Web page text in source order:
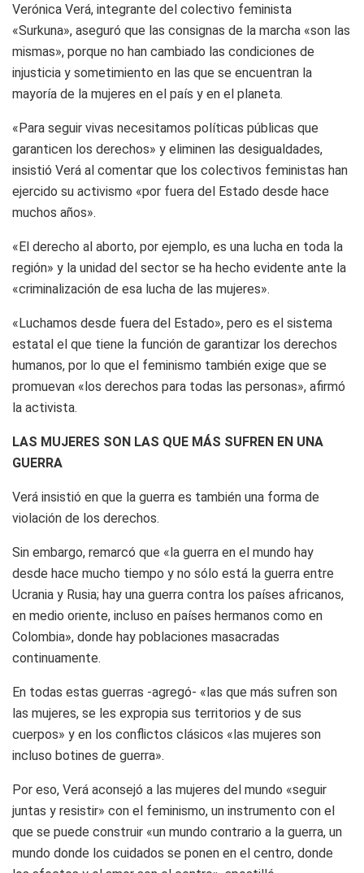
Verónica Verá, integrante del colectivo feminista
«Surkuna», aseguró que las consignas de la marcha «son las
mismas», porque no han cambiado las condiciones de
injusticia y sometimiento en las que se encuentran la
mayoría de la mujeres en el país y en el planeta.
«Para seguir vivas necesitamos políticas públicas que
garanticen los derechos» y eliminen las desigualdades,
insistió Verá al comentar que los colectivos feministas han
ejercido su activismo «por fuera del Estado desde hace
muchos años».
«El derecho al aborto, por ejemplo, es una lucha en toda la
región» y la unidad del sector se ha hecho evidente ante la
«criminalización de esa lucha de las mujeres».
«Luchamos desde fuera del Estado», pero es el sistema
estatal el que tiene la función de garantizar los derechos
humanos, por lo que el feminismo también exige que se
promuevan «los derechos para todas las personas», afirmó
la activista.
LAS MUJERES SON LAS QUE MÁS SUFREN EN UNA
GUERRA
Verá insistió en que la guerra es también una forma de
violación de los derechos.
Sin embargo, remarcó que «la guerra en el mundo hay
desde hace mucho tiempo y no sólo está la guerra entre
Ucrania y Rusia; hay una guerra contra los países africanos,
en medio oriente, incluso en países hermanos como en
Colombia», donde hay poblaciones masacradas
continuamente.
En todas estas guerras -agregó- «las que más sufren son
las mujeres, se les expropia sus territorios y de sus
cuerpos» y en los conflictos clásicos «las mujeres son
incluso botines de guerra».
Por eso, Verá aconsejó a las mujeres del mundo «seguir
juntas y resistir» con el feminismo, un instrumento con el
que se puede construir «un mundo contrario a la guerra, un
mundo donde los cuidados se ponen en el centro, donde